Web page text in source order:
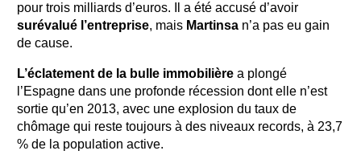
pour trois milliards d’euros. Il a été accusé d’avoir
surévalué l’entreprise, mais Martinsa n’a pas eu gain
de cause.
L’éclatement de la bulle immobilière a plongé
l’Espagne dans une profonde récession dont elle n’est
sortie qu’en 2013, avec une explosion du taux de
chômage qui reste toujours à des niveaux records, à 23,7
% de la population active.